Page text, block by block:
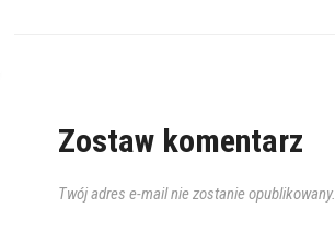
Zostaw komentarz
Twój adres e-mail nie zostanie opublikowany.